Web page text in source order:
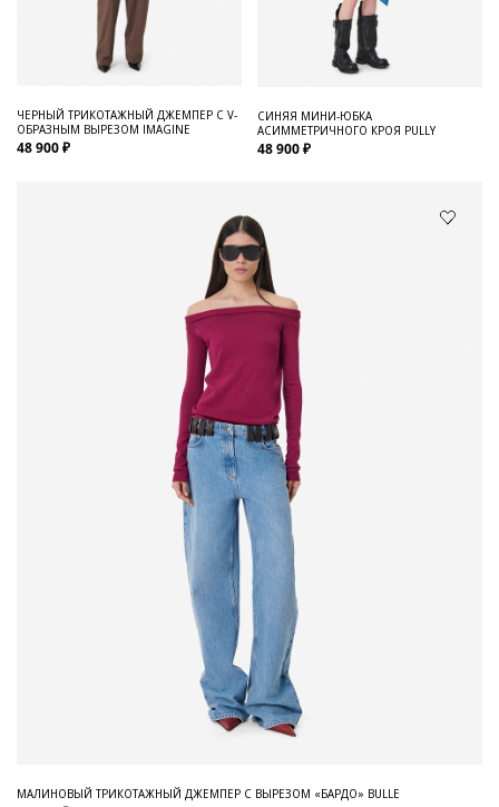
ЧЕРНЫЙ ТРИКОТАЖНЫЙ ДЖЕМПЕР С V-
ОБРАЗНЫМ ВЫРЕЗОМ IMAGINE
48 900 ₽
СИНЯЯ МИНИ-ЮБКА
АСИММЕТРИЧНОГО КРОЯ PULLY
48 900 ₽
МАЛИНОВЫЙ ТРИКОТАЖНЫЙ ДЖЕМПЕР С ВЫРЕЗОМ «БАРДО» BULLE